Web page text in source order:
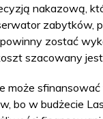
nakazową,
zabytków,
zostać
szacowany jest
może
bo w budżecie